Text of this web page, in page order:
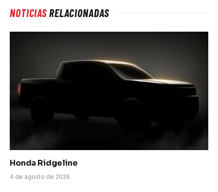
NOTICIASRELACIONADAS
Honda Ridgeline
4 de agosto de 2026